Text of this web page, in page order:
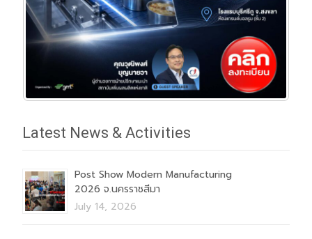
Latest News & Activities
Post Show Modern Manufacturing
2026 จ.นครราชสีมา
July 14, 2026